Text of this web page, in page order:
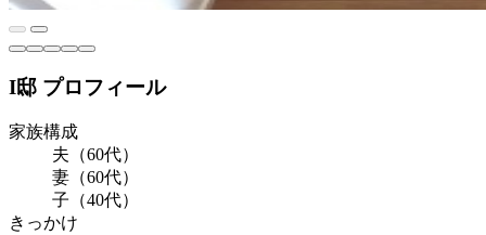
I邸 プロフィール
家族構成
夫（60代）
妻（60代）
子（40代）
きっかけ